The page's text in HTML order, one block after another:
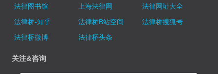
法律图书馆 上海法律网
法律网址大全
法律桥-知乎
法律桥B站空间
法律桥搜狐号
法律桥微博
法律桥头条
关注&咨询